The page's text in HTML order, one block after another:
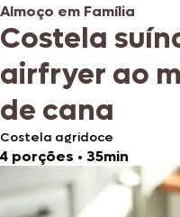
Almoço em Família
Costela
airfryer ao
de cana
Costela agridoce
4 porções • 35min